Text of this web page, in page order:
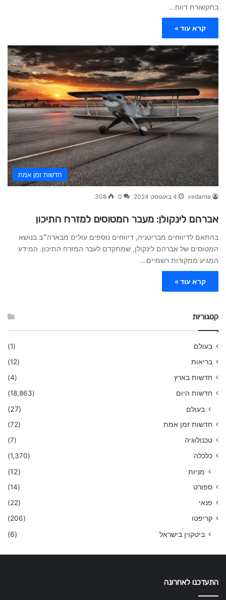
בתקשורת דווח…
קרא עוד »
חדשות זמן אמת
vedante 4 באוגוסט 2024 0
308
אברהם לינקולן: מעבר המטוסים למזרח התיכון
בהתאם לדיווחים מבריטניה, דיווחים נוספים עולים מבארה״ב בנושא
המטוסים של אברהם לינקולן, שמתקדם לעבר המזרח התיכון. המידע
המגיע ממקורות רשמיים…
קרא עוד »
קטגוריות
בעולם
(1)
בריאות
(12)
חדשות בארץ
(4)
חדשות היום
(18,863)
בעולם (27)
חדשות זמן אמת
(72)
טכנולוגיה
(7)
כלכלה
(1,370)
מניות (12)
ספורט
(14)
פנאי
(22)
קריפטו
(206)
ביטקוין בישראל (6)
התעדכנו לאחרונה